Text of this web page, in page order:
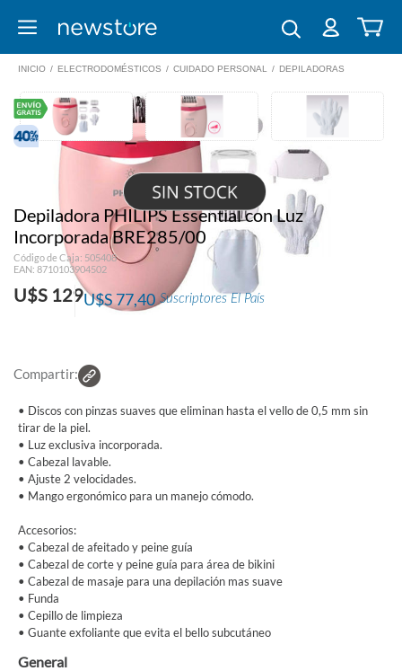
INICIO / ELECTRODOMÉSTICOS / CUIDADO PERSONAL / DEPILADORAS
Depiladora PHILIPS Essential con Luz
Incorporada BRE285/00
Código de Caja: 505408
EAN: 8710103904502
U$S 129 Suscriptores El País
U$S 77,40
Compartir:
• Discos con pinzas suaves que eliminan hasta el vello de 0,5 mm sin
tirar de la piel.
• Luz exclusiva incorporada.
• Cabezal lavable.
• Ajuste 2 velocidades.
• Mango ergonómico para un manejo cómodo.
Accesorios:
• Cabezal de afeitado y peine guía
• Cabezal de corte y peine guía para área de bikini
• Cabezal de masaje para una depilación mas suave
• Funda
• Cepillo de limpieza
• Guante exfoliante que evita el bello subcutáneo
General